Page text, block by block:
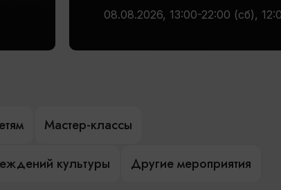
08.08.2026, 13:00-22:00 (сб),
Мастер-классы
культуры Другие мероприятия